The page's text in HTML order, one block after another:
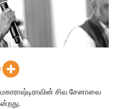
சிவ சேனாவை